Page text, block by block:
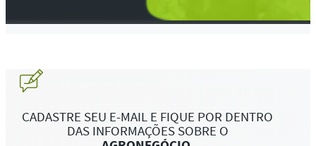
CADASTRE SEU E-MAIL E FIQUE POR DENTRO
DAS INFORMAÇÕES SOBRE O